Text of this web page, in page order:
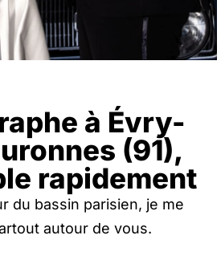
à Évry-
(91),
rapidement
du bassin parisien, je me
autour de vous.